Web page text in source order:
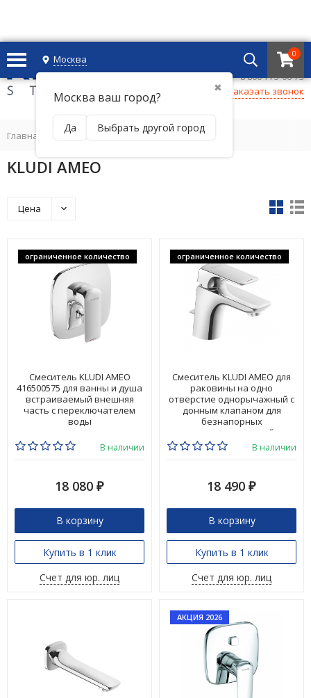
Москва
✖
Москва ваш город?
Да Выбрать другой город
0
+7 495 221 69 55
8 800-775-06-73
Заказать звонок
Главная
KLUDI AMEO
Цена
ограниченное количество
Смеситель KLUDI AMEO
416500575 для ванны и душа
встраиваемый внешняя
часть с переключателем
воды
В наличии
18 080 ₽
В корзину
Купить в 1 клик
Счет для юр. лиц
ограниченное количество
Смеситель KLUDI AMEO для
раковины на одно
отверстие однорычажный с
донным клапаном для
безнапорных
водонагревателей
412760575В наличии
18 490 ₽
В корзину
Купить в 1 клик
Счет для юр. лиц
АКЦИЯ 2026